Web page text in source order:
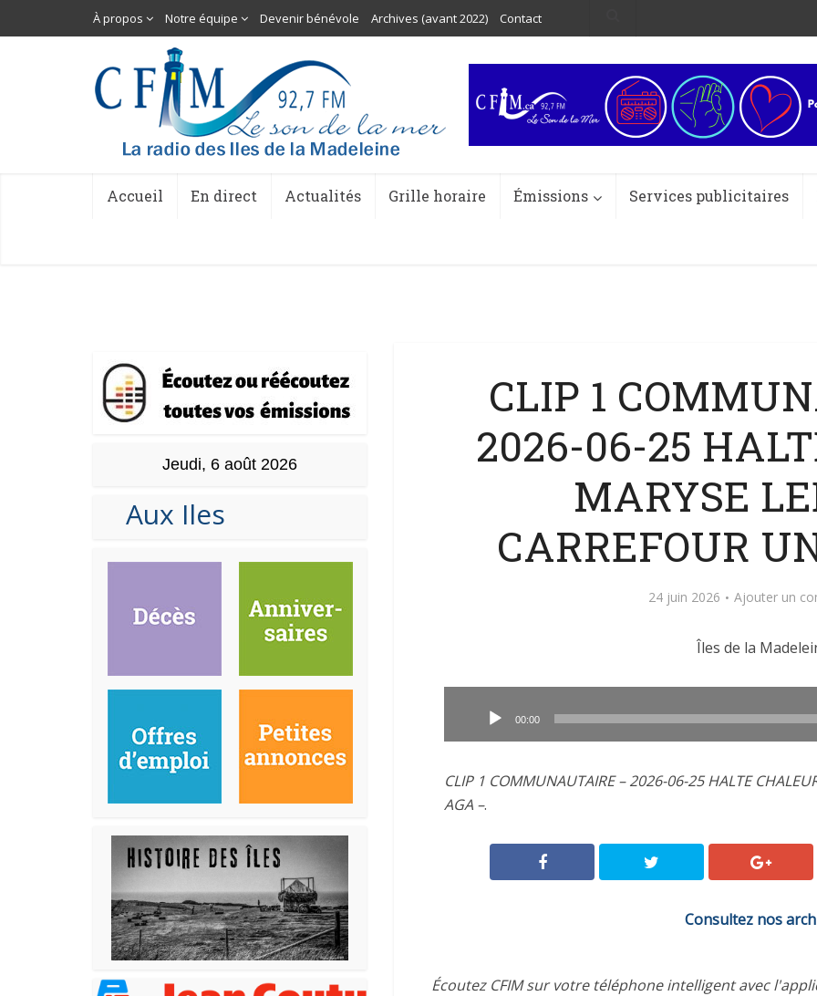
À propos Notre équipe Devenir bénévole Archives (avant 2022) Contact
Accueil En direct Actualités Grille horaire Émissions Services publicitaires
Jeudi, 6 août 2026
Aux Iles
CLIP 1
2026-06-25
MARYSE
CARREFOUR
24 juin 2026 Ajouter un
Îles de la
00:00
CLIP 1 COMMUNAUTAIRE – 2026-06-25 HALTE
AGA –.
Consultez nos
Écoutez CFIM sur votre téléphone intelligent avec